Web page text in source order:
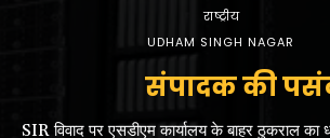
राष्ट्रीय
UDHAM SINGH NAGAR
संपादक की
SIR विवाद पर एसडीएम कार्यालय के बाहर ठुकराल का